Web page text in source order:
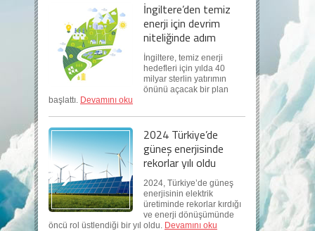
İngiltere’den temiz
enerji için devrim
niteliğinde adım
İngiltere, temiz enerji
hedefleri için yılda 40
milyar sterlin yatırımın
önünü açacak bir plan
başlattı. Devamını oku
2024 Türkiye’de
güneş enerjisinde
rekorlar yılı oldu
2024, Türkiye’de güneş
enerjisinin elektrik
üretiminde rekorlar kırdığı
ve enerji dönüşümünde
öncü rol üstlendiği bir yıl oldu. Devamını oku